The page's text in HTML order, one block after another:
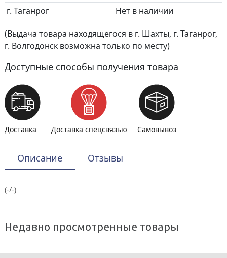
г. Таганрог
Нет в наличии
(Выдача товара находящегося в г. Шахты, г. Таганрог,
г. Волгодонск возможна только по месту)
Доступные способы получения товара
Доставка Доставка спецсвязью Самовывоз
Описание Отзывы
(-/-)
Недавно просмотренные товары